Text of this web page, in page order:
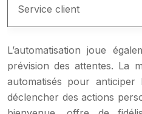
Service client
L’automatisation joue
prévision des attentes. La
automatisés pour
déclencher des actions